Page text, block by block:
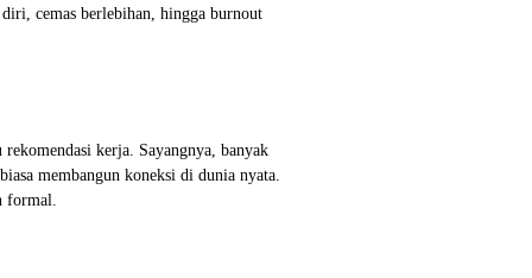
cemas berlebihan, hingga burnout
kerja. Sayangnya, banyak
membangun koneksi di dunia nyata.
formal.